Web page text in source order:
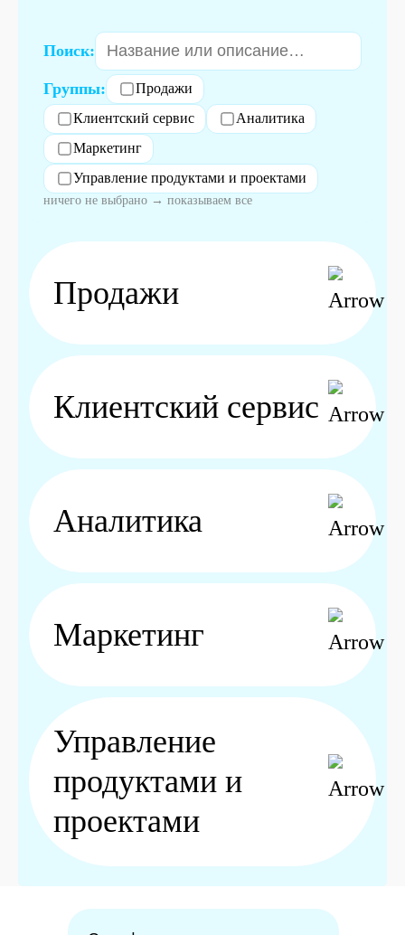
Поиск:
Группы:
Продажи
Клиентский сервис
Аналитика
Маркетинг
Управление продуктами и проектами
ничего не выбрано → показываем все
Продажи
Клиентский сервис
Аналитика
Маркетинг
Управление
продуктами и
проектами